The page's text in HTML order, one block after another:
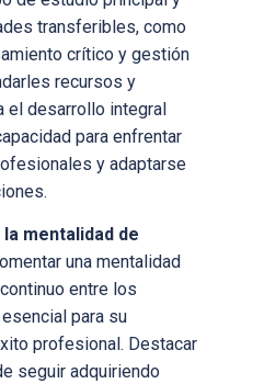
transferibles, como
crítico y gestión
recursos y
el desarrollo integral
para enfrentar
y adaptarse
mentalidad de
una mentalidad
entre los
para su
profesional. Destacar
seguir adquiriendo